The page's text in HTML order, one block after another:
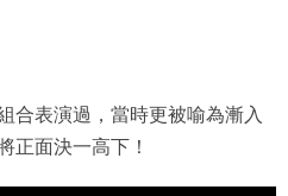
合表演過，當時更被喻為漸入
正面決一高下！